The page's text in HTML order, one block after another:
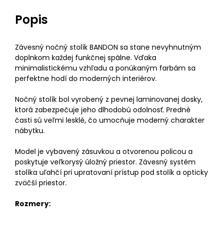
Popis
Závesný nočný stolík BANDON sa stane nevyhnutným
doplnkom každej funkčnej spálne. Vďaka
minimalistickému vzhľadu a ponúkaným farbám sa
perfektne hodí do moderných interiérov.
Nočný stolík bol vyrobený z pevnej laminovanej dosky,
ktorá zabezpečuje jeho dlhodobú odolnosť. Predné
časti sú veľmi lesklé, čo umocňuje moderný charakter
nábytku.
Model je vybavený zásuvkou a otvorenou policou a
poskytuje veľkorysý úložný priestor. Závesný systém
stolíka uľahčí pri upratovaní prístup pod stolík a opticky
zväčší priestor.
Rozmery: